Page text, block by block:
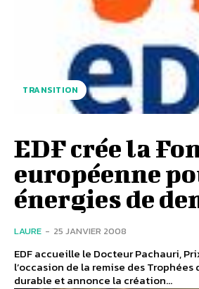
TRANSITION
EDF crée la
européenne
énergies de
LAURE - 25 JANVIER 2008
EDF accueille le Docteur Pachauri,
l’occasion de la remise des
durable et annonce la création...